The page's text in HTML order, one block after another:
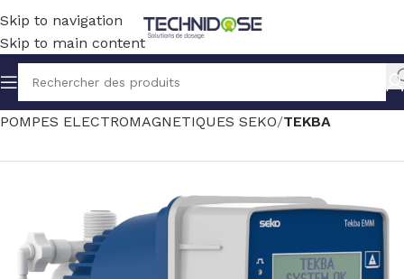
Skip to navigation
Skip to main content
Accueil TRAITEMENT EAU DOSAGE
POMPES ELECTROMAGNETIQUES SEKO TEKBA